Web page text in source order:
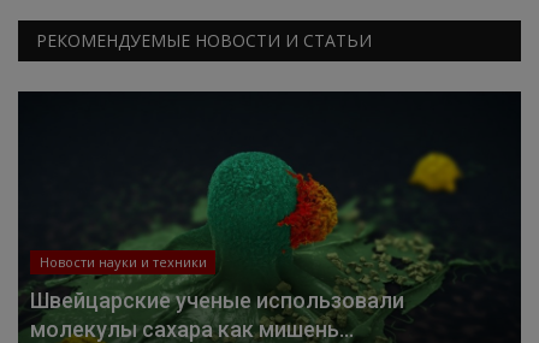
РЕКОМЕНДУЕМЫЕ НОВОСТИ И СТАТЬИ
Новости науки и техники
Швейцарские ученые использовали
молекулы сахара как мишень...